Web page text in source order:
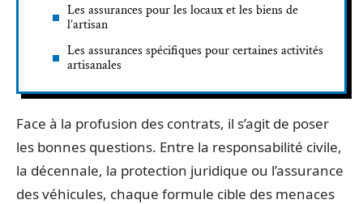
Les assurances pour les locaux et les biens de
l’artisan
Les assurances spécifiques pour certaines activités
artisanales
Face à la profusion des contrats, il s’agit de poser
les bonnes questions. Entre la responsabilité civile,
la décennale, la protection juridique ou l’assurance
des véhicules, chaque formule cible des menaces